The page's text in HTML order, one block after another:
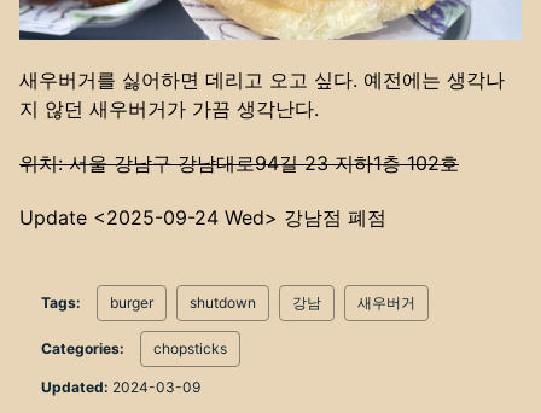
새우버거를 싫어하면 데리고 오고 싶다. 예전에는 생각나
지 않던 새우버거가 가끔 생각난다.
위치: 서울 강남구 강남대로94길 23 지하1층 102호
Update <2025-09-24 Wed> 강남점 폐점
Tags: burger shutdown 강남 새우버거
Categories: chopsticks
Updated: 2024-03-09